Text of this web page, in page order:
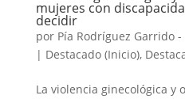
mujeres con
decidir
por Pía Rodríguez Garrido -
| Destacado (Inicio),
La violencia ginecológica y